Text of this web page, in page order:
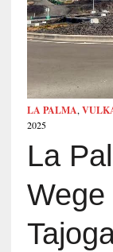
LA PALMA,
2025
La